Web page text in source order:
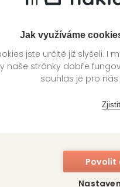
Jak využíváme
jste určitě již slyšeli. I
naše stránky dobře
souhlas je pro
Povolit